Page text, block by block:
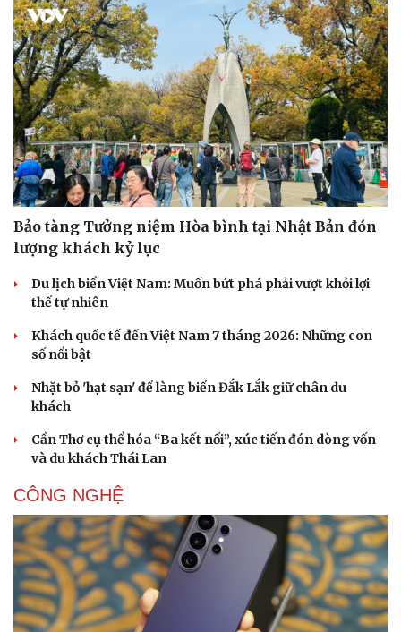
Sức khỏe
Dinh dưỡng - món ngon
Cây thuốc
Sản phụ khoa
Nhi khoa
Nam khoa
Làm đẹp - giảm cân
Phòng mạch online
Ăn sạch sống khỏe
Đời sống
Nhà đẹp
Blog
Tình yêu - Gia đình
Bảo tàng Tưởng niệm Hòa bình tại Nhật Bản đón
lượng khách kỷ lục
Du lịch biển Việt Nam: Muốn bứt phá phải vượt khỏi lợi
thế tự nhiên
Khách quốc tế đến Việt Nam 7 tháng 2026: Những con
số nổi bật
Nhặt bỏ 'hạt sạn' để làng biển Đắk Lắk giữ chân du
khách
Cần Thơ cụ thể hóa “Ba kết nối”, xúc tiến đón dòng vốn
và du khách Thái Lan
CÔNG NGHỆ